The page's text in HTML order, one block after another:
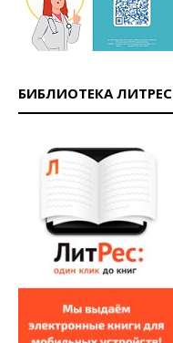
БИБЛИОТЕКА ЛИТРЕС